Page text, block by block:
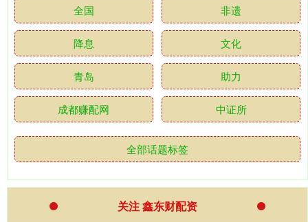
全国 非遗
降息 文化
青岛 助力
成都赚配网 中证所
全部话题标签
关注 鑫东财配资